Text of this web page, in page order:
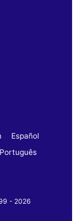
Español
Português
- 2026